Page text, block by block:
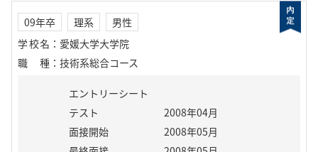
09年卒 理系
男性
学校名 ： 愛媛大学大学院
職種 ： 技術系総合コース
エントリーシート
テスト
2008年04月
面接開始
2008年05月